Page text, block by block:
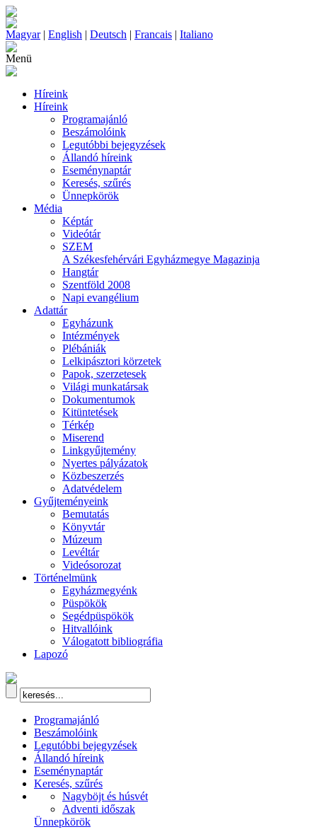
Magyar| English | Deutsch | Francais | Italiano
Menü
Híreink
Híreink
Programajánló
Beszámolóink
Legutóbbi bejegyzések
Állandó híreink
Eseménynaptár
Keresés, szűrés
Ünnepkörök
Média
Képtár
Videótár
SZEM
A Székesfehérvári Egyházmegye Magazinja
Hangtár
Szentföld 2008
Napi evangélium
Adattár
Egyházunk
Intézmények
Plébániák
Lelkipásztori körzetek
Papok, szerzetesek
Világi munkatársak
Dokumentumok
Kitüntetések
Térkép
Miserend
Linkgyűjtemény
Nyertes pályázatok
Közbeszerzés
Adatvédelem
Gyűjteményeink
Bemutatás
Könyvtár
Múzeum
Levéltár
Videósorozat
Történelmünk
Egyházmegyénk
Püspökök
Segédpüspökök
Hitvallóink
Válogatott bibliográfia
Lapozó
Programajánló
Beszámolóink
Legutóbbi bejegyzések
Állandó híreink
Eseménynaptár
Keresés, szűrés
Nagyböjt és húsvét
Adventi időszak
Ünnepkörök